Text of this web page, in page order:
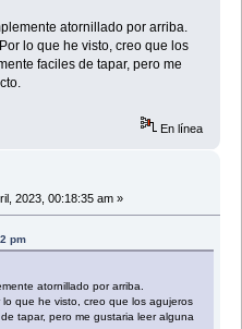
atornillado por arriba.
lo que he visto, creo que los
faciles de tapar, pero me
En línea
2023, 00:18:35 am »
pm
atornillado por arriba.
que he visto, creo que los agujeros
tapar, pero me gustaria leer alguna